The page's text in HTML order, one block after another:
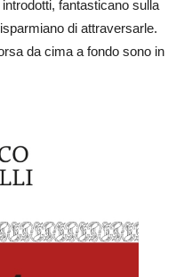
fantasticano sulla
di attraversarle.
da cima a fondo sono in